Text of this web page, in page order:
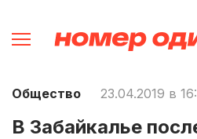
Общество 23.04.2019 в
В Забайкалье